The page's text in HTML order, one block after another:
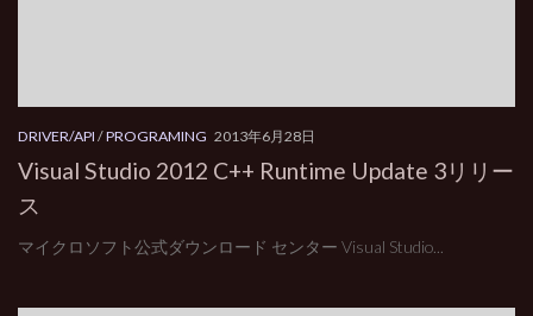
DRIVER/API /PROGRAMING 2013年6月28日
Visual Studio 2012 C++ Runtime Update 3リリー
ス
マイクロソフト公式ダウンロード センター Visual Studio...